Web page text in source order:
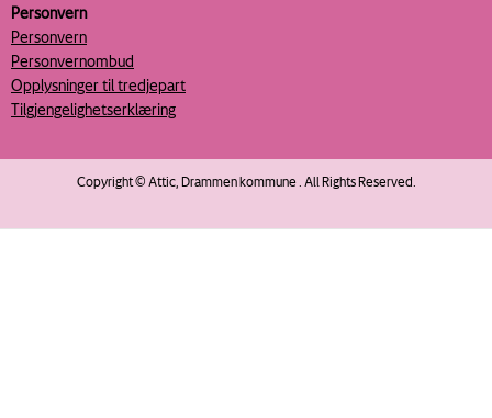
Personvern
Personvern
Personvernombud
Opplysninger til tredjepart
Tilgjengelighetserklæring
Copyright © Attic, Drammen kommune . All Rights Reserved.